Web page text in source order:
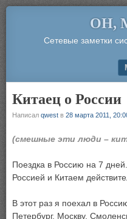
OH,
Сетевые заметки
Китаец о России
Написал qwest в 28 марта 2011,
(смешные эти люди –
Поездка в Россию на 7
Россией и Китаем
В этот раз я поехал в
Петербург, Москву,